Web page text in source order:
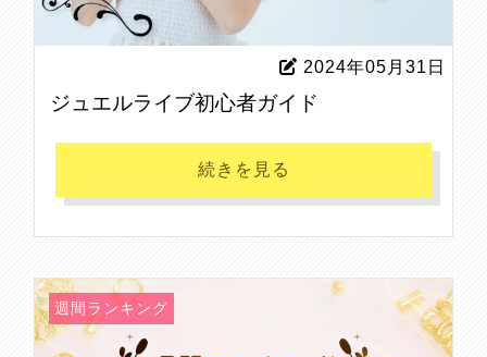
2024年05月31日
ジュエルライブ初心者ガイド
続きを見る
週間ランキング